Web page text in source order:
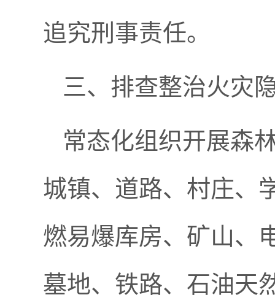
追究刑事责任。
三、排查整治火灾
常态化组织开展森
城镇、道路、村庄、
燃易爆库房、矿山、
墓地、铁路、石油天